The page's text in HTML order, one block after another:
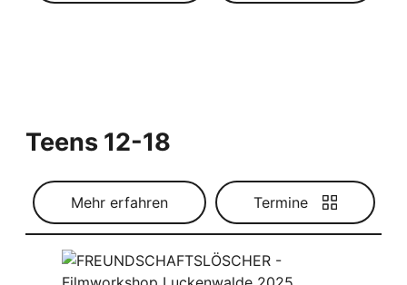
Teens 12-18
Mehr erfahren Termine